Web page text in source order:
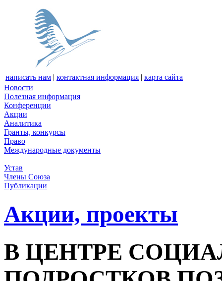
написать нам | контактная информация | карта сайта
Новости
Полезная информация
Конференции
Акции
Аналитика
Гранты, конкурсы
Право
Международные документы
Устав
Члены Союза
Публикации
Акции, проекты
В ЦЕНТРЕ